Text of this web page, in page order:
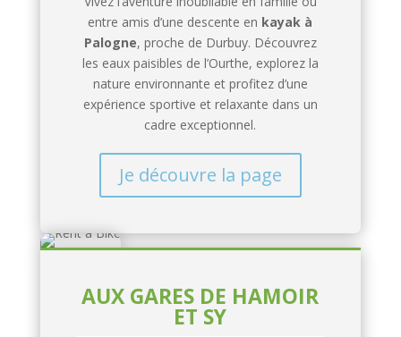
entre amis d’une descente en kayak à
Palogne, proche de Durbuy. Découvrez
les eaux paisibles de l’Ourthe, explorez la
nature environnante et profitez d’une
expérience sportive et relaxante dans un
cadre exceptionnel.
Je découvre la page
AUX GARES DE HAMOIR
ET SY